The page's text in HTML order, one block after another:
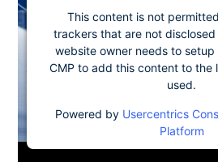
This content is not
trackers that are not
website owner needs to
CMP to add this content to the
used.
Powered by Usercentrics
Platform